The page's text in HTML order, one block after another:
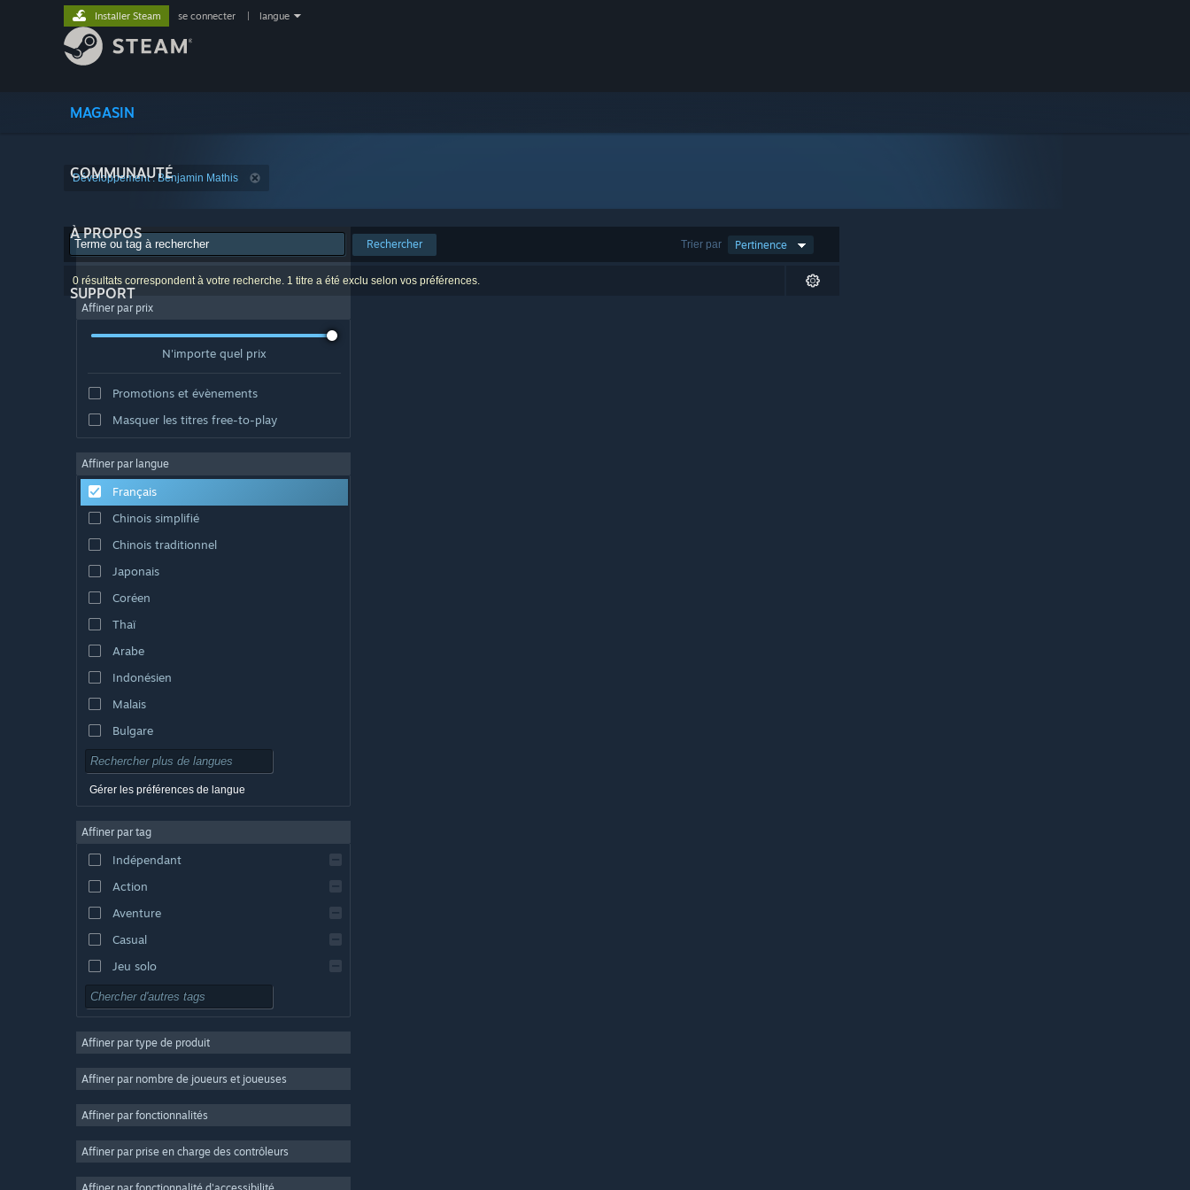
MAGASIN
COMMUNAUTÉ
À PROPOS
SUPPORT
Installer Steam se connecter langue
Développement : Benjamin Mathis
Trier par Pertinence
Rechercher
0 résultats correspondent à votre recherche. 1 titre a été exclu selon vos préférences.
Affiner par prix
N'importe quel prix
Promotions et évènements
Masquer les titres free-to-play
Affiner par langue
Français
Chinois simplifié
Chinois traditionnel
Japonais
Coréen
Thaï
Arabe
Indonésien
Malais
Bulgare
Tchèque
Danois
Anglais
Espagnol - Espagne
Espagnol - Amérique latine
Gérer les préférences de langue
Affiner par tag
Indépendant
Action
Aventure
Casual
Jeu solo
Simulation
Stratégie
3D
Free-to-play
Affiner par type de produit
Affiner par nombre de joueurs et joueuses
Affiner par fonctionnalités
Affiner par prise en charge des contrôleurs